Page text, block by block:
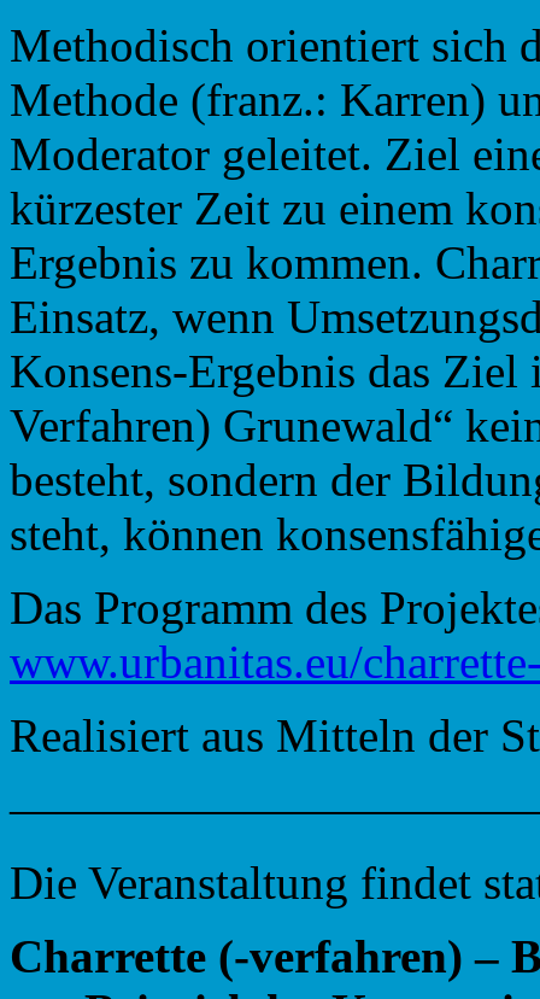
Methodisch orientiert sich
Methode (franz.: Karren)
Moderator geleitet. Ziel
kürzester Zeit zu einem
Ergebnis zu kommen.
Einsatz, wenn
Konsens-Ergebnis das
Verfahren) Grunewald“
besteht, sondern der
steht, können
Das Programm des
www.urbanitas.eu/
Realisiert aus Mitteln der
Die Veranstaltung findet
Charrette (-verfahren) –